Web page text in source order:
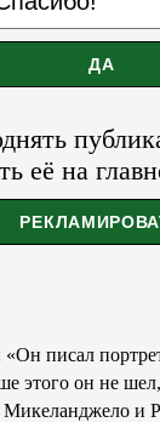
её на
писал
этого он не
Микеланджело и